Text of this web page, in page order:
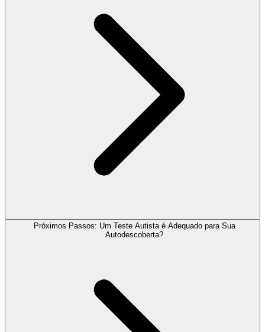
Próximos Passos: Um Teste Autista é Adequado para Sua
Autodescoberta?